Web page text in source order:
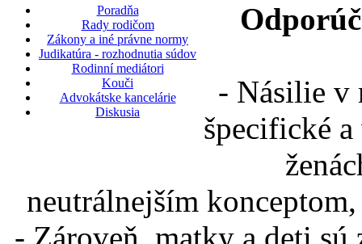
Poradňa
Rady rodičom
Zákony a iné právne normy
Judikatúra - rozhodnutia súdov
Rodinní mediátori
Kouči
Advokátske kancelárie
Diskusia
- Násilie v
špecifické a
neutrálnejším
- Zároveň, matky a deti